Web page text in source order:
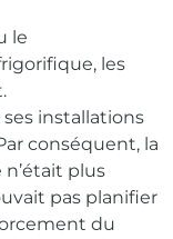
le
les
installations
conséquent, la
plus
pas planifier
du